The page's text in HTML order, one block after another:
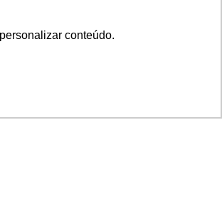
conteúdo.